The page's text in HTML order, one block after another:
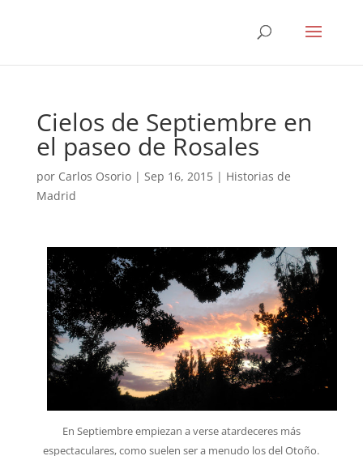
Cielos de Septiembre en
el paseo de Rosales
por Carlos Osorio| Sep 16, 2015| Historias de
Madrid
En Septiembre empiezan a verse atardeceres más
espectaculares, como suelen ser a menudo los del Otoño.